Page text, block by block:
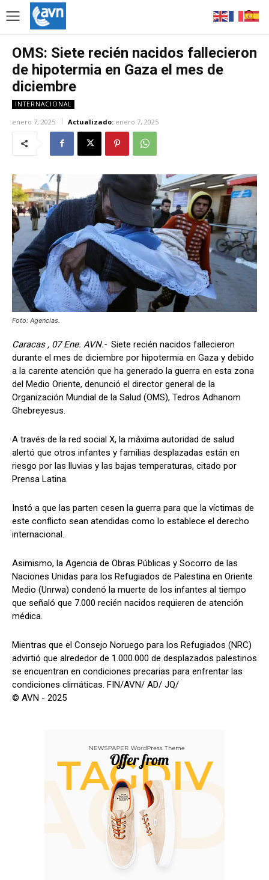
OMS: Siete recién nacidos fallecieron
de hipotermia en Gaza el mes de
diciembre
INTERNACIONAL
enero 7, 2025 Actualizado: enero 7, 2025
Foto: Agencias.
Caracas , 07 Ene. AVN.- Siete recién nacidos fallecieron
durante el mes de diciembre por hipotermia en Gaza y debido
a la carente atención que ha generado la guerra en esta zona
del Medio Oriente, denunció el director general de la
Organización Mundial de la Salud (OMS), Tedros Adhanom
Ghebreyesus.
A través de la red social X, la máxima autoridad de salud
alertó que otros infantes y familias desplazadas están en
riesgo por las lluvias y las bajas temperaturas, citado por
Prensa Latina.
Instó a que las parten cesen la guerra para que la víctimas de
este conflicto sean atendidas como lo establece el derecho
internacional.
Asimismo, la Agencia de Obras Públicas y Socorro de las
Naciones Unidas para los Refugiados de Palestina en Oriente
Medio (Unrwa) condenó la muerte de los infantes al tiempo
que señaló que 7.000 recién nacidos requieren de atención
médica.
Mientras que el Consejo Noruego para los Refugiados (NRC)
advirtió que alrededor de 1.000.000 de desplazados palestinos
se encuentran en condiciones precarias para enfrentar las
condiciones climáticas. FIN/AVN/ AD/ JQ/
© AVN - 2025